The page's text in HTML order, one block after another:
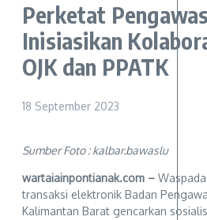
Perketat
Inisiasikan
OJK dan PPATK
18 September 2023
Sumber Foto : kalbar.bawaslu
wartaiainpontianak.com –
transaksi elektronik Badan
Kalimantan Barat gencarkan